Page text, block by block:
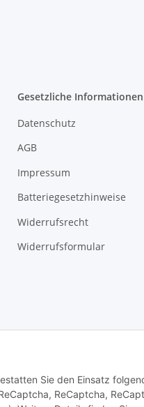
Sie den Einsatz
ReCaptcha,
Gesetzliche Informationen
Datenschutz
AGB
Impressum
Batteriegesetzhinweise
Widerrufsrecht
Widerrufsformular